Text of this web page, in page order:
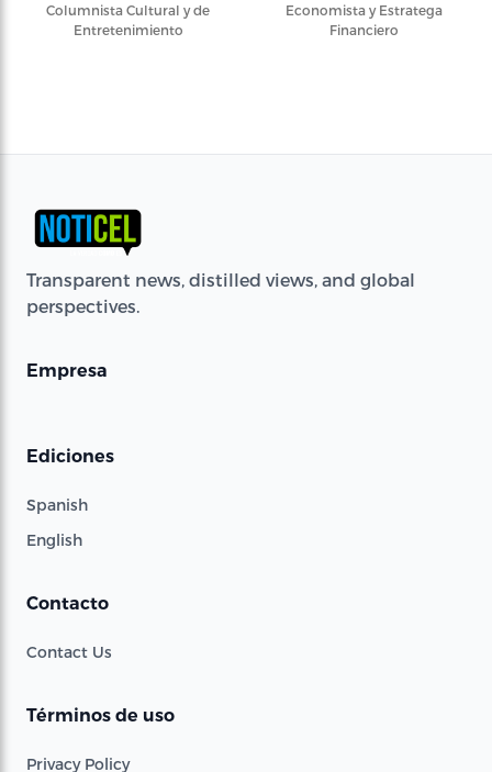
Columnista Cultural y de
Entretenimiento
Economista y Estratega
Financiero
Transparent news, distilled views, and global
perspectives.
Empresa
Ediciones
Spanish
English
Contacto
Contact Us
Términos de uso
Privacy Policy